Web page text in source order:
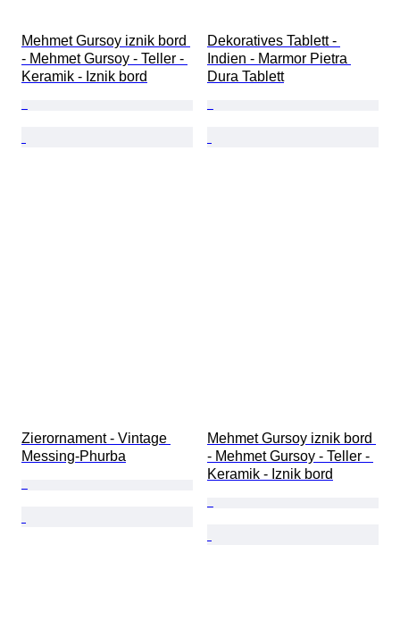
Mehmet Gursoy iznik bord
- Mehmet Gursoy - Teller -
Keramik - Iznik bord
Dekoratives Tablett -
Indien - Marmor Pietra
Dura Tablett
Zierornament - Vintage
Messing-Phurba
Mehmet Gursoy iznik bord
- Mehmet Gursoy - Teller -
Keramik - Iznik bord